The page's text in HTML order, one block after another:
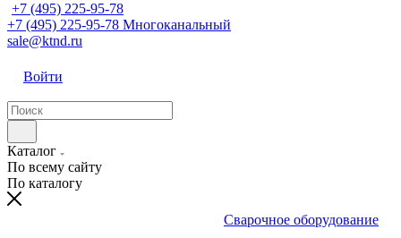
+7 (495) 225-95-78
+7 (495) 225-95-78 Многоканальный
sale@ktnd.ru
Войти
Каталог
По всему сайту
По каталогу
Сварочное оборудование